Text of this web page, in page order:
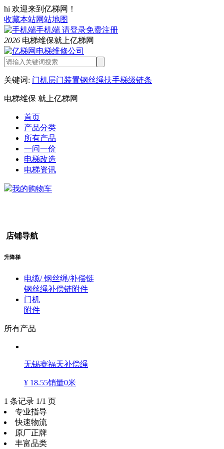
hi 欢迎来到亿梯网！
收藏本站网站地图
手机端 请登录免费注册
2026 电梯维保就上亿梯网
关键词: 门机层门装置钢丝绳扶手梯级链条
电梯维保 就上亿梯网
首页
产品分类
所有产品
一问一价
电梯改造
电梯资讯
我的购物车
店铺导航
升降梯
电缆/ 钢丝绳/补偿链
钢丝绳补偿链附件
门机
附件
所有产品
无锡赛福天补偿绳
¥ 18.55销量0米
1 条记录 1/1 页
专业指导
快速物流
原厂正牌
丰富品类